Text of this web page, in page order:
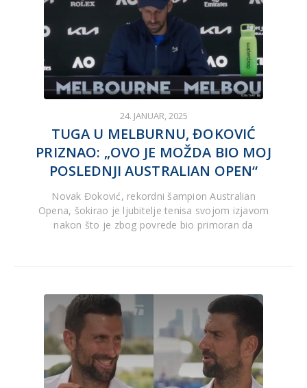
24. JANUAR, 2025
TUGA U MELBURNU, ĐOKOVIĆ
PRIZNAO: „OVO JE MOŽDA BIO MOJ
POSLEDNJI AUSTRALIAN OPEN“
Novak Đoković, rekordni šampion Australian
Opena, šokirao je ljubitelje tenisa svojom izjavom
nakon što je zbog povrede bio primoran da